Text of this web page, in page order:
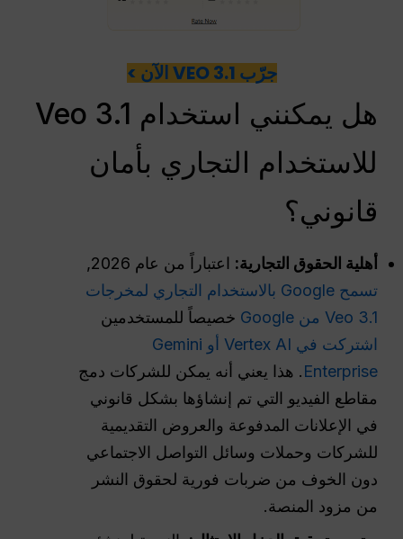
جرّب VEO 3.1 الآن >
هل يمكنني استخدام Veo 3.1
للاستخدام التجاري بأمان
قانوني؟
أهلية الحقوق التجارية: اعتباراً من عام 2026,
تسمح Google بالاستخدام التجاري لمخرجات
Veo 3.1 من Google
خصيصاً للمستخدمين
اشتركت في Vertex AI أو Gemini
Enterprise. هذا يعني أنه يمكن للشركات دمج
مقاطع الفيديو التي تم إنشاؤها بشكل قانوني
في الإعلانات المدفوعة والعروض التقديمية
للشركات وحملات وسائل التواصل الاجتماعي
دون الخوف من ضربات فورية لحقوق النشر
من مزود المنصة.